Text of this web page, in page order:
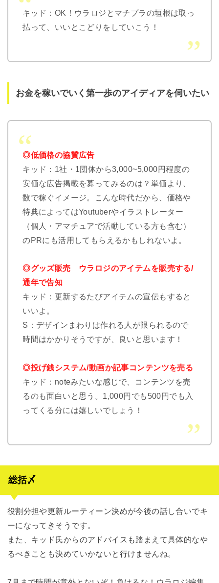
キッド：OK！ウラロジとマチプラの垣根は取っ
払って、いいとこどりをしていこう！
お金を稼いでいく第一歩のアイディアを伺いたい
◎低価格の協賛広告
キッド：1社・1団体から3,000~5,000円程度の
安価な広告掲載を募ってみるのは？単価より、
数で稼ぐイメージ。こんな時代だから、価格や
特典によってはYoutuberやイラストレーター
（個人・アマチュアで活動している方も含む）
のPRにも活用してもらえるかもしれないよ。
◎グッズ販売 ウラロジのアイテムを販売する/
通年で告知
キッド：更新するたびアイテムの宣伝もすると
いいよ。
S：デザインまわりは作れる人が限られるので
時間はかかりそうですが、良いと思います！
◎投げ銭システム/動画か記事コンテンツを売る
キッド：noteみたいな感じで、コンテンツを売
るのも面白いと思う。1,000円でも500円でも入
ってくる分には嬉しいでしょう！
総括〆
役割分担や更新ルーティーン決めが今後の話し合いでキ
ーになってきそうです。
また、キッド氏からのアドバイスも踏まえて具体的なや
るべきことも決めていかないと行けませんね。